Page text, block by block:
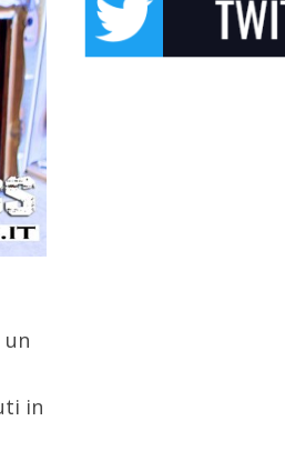
in